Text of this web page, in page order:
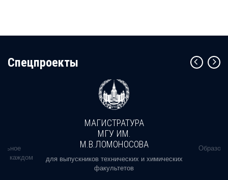
Cпецпроекты
в каждом
МАГИСТРАТУРА
МГУ ИМ.
М.В.ЛОМОНОСОВА
для выпускников технических и химических
факультетов